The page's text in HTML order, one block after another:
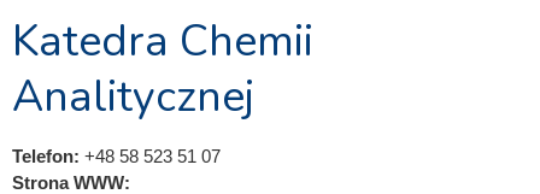
Katedra Chemii
Analitycznej
Telefon: +48 58 523 51 07
Strona WWW: